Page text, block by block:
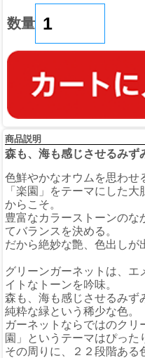
数量
商品説明
森も、海も感じさせるみず
色鮮やかなオウムを思わせ
「楽園」をテーマにした
からこそ。
豊富なカラーストーンのな
てバランスを決める。
だから絶妙な艶、色出しが
グリーンガーネットは、エ
イトなトーンを吟味。
森も、海も感じさせるみず
純粋な緑という稀少な色。
ガーネットならではのクリ
園」というテーマはぴった
その周りに、２２段階ある